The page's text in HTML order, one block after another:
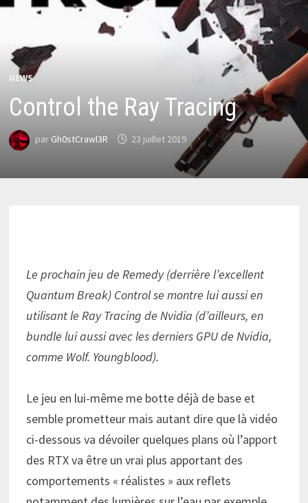
NEWS
Control the Ray Tracing
par Gh0stCrawl3R 23 juillet 2019
Le prochain jeu de Remedy (derrière l’excellent
Quantum Break) Control se montre lui aussi en
utilisant le Ray Tracing de Nvidia (d’ailleurs, en
bundle lui aussi avec les derniers GPU de Nvidia,
comme Wolf. Youngblood).
Le jeu en lui-même me botte déjà de base et
semble prometteur mais autant dire que là vidéo
ci-dessous va dévoiler quelques plans où l’apport
des RTX va être un vrai plus apportant des
comportements « réalistes » aux reflets